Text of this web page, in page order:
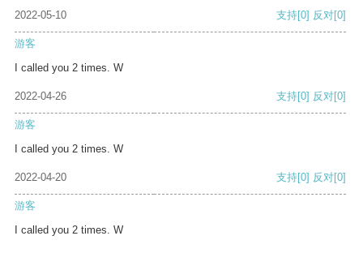
2022-05-10 支持[0] 反对[0]
游客
I called you 2 times. W
2022-04-26 支持[0] 反对[0]
游客
I called you 2 times. W
2022-04-20 支持[0] 反对[0]
游客
I called you 2 times. W